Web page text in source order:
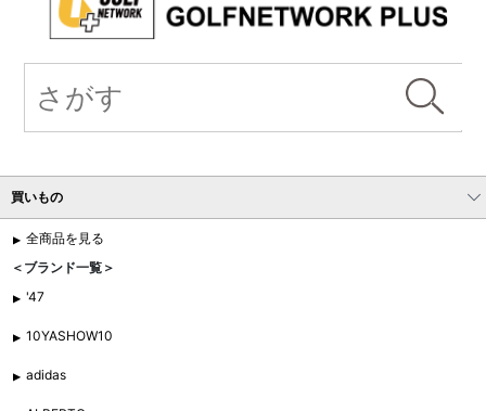
買いもの
全商品を見る
＜ブランド一覧＞
'47
10YASHOW10
adidas